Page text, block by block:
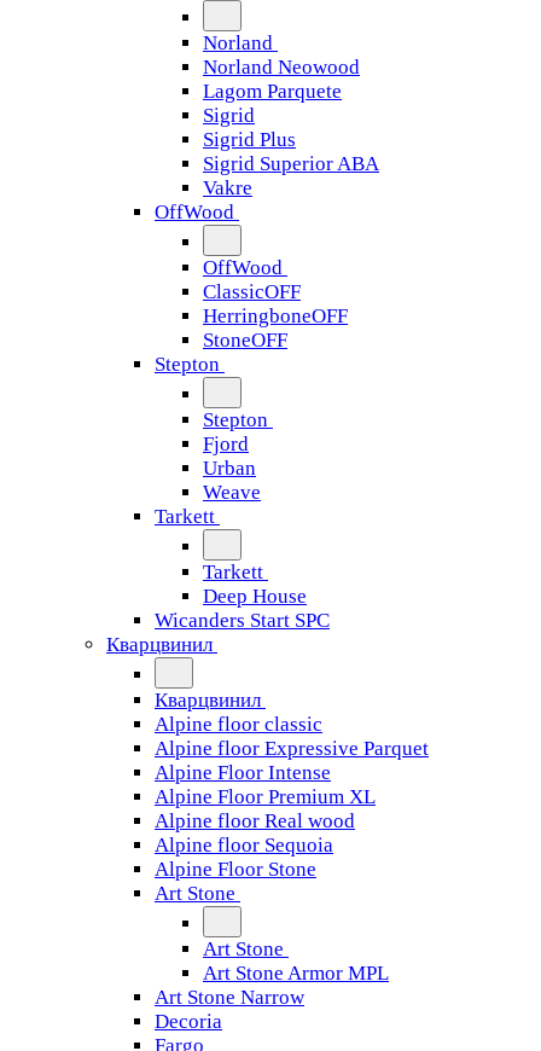
Norland
Norland Neowood
Lagom Parquete
Sigrid
Sigrid Plus
Sigrid Superior ABA
Vakre
OffWood
OffWood
ClassicOFF
HerringboneOFF
StoneOFF
Stepton
Stepton
Fjord
Urban
Weave
Tarkett
Tarkett
Deep House
Wicanders Start SPC
Кварцвинил
Кварцвинил
Alpine floor classic
Alpine floor Expressive Parquet
Alpine Floor Intense
Alpine Floor Premium XL
Alpine floor Real wood
Alpine floor Sequoia
Alpine Floor Stone
Art Stone
Art Stone
Art Stone Armor MPL
Art Stone Narrow
Decoria
Fargo